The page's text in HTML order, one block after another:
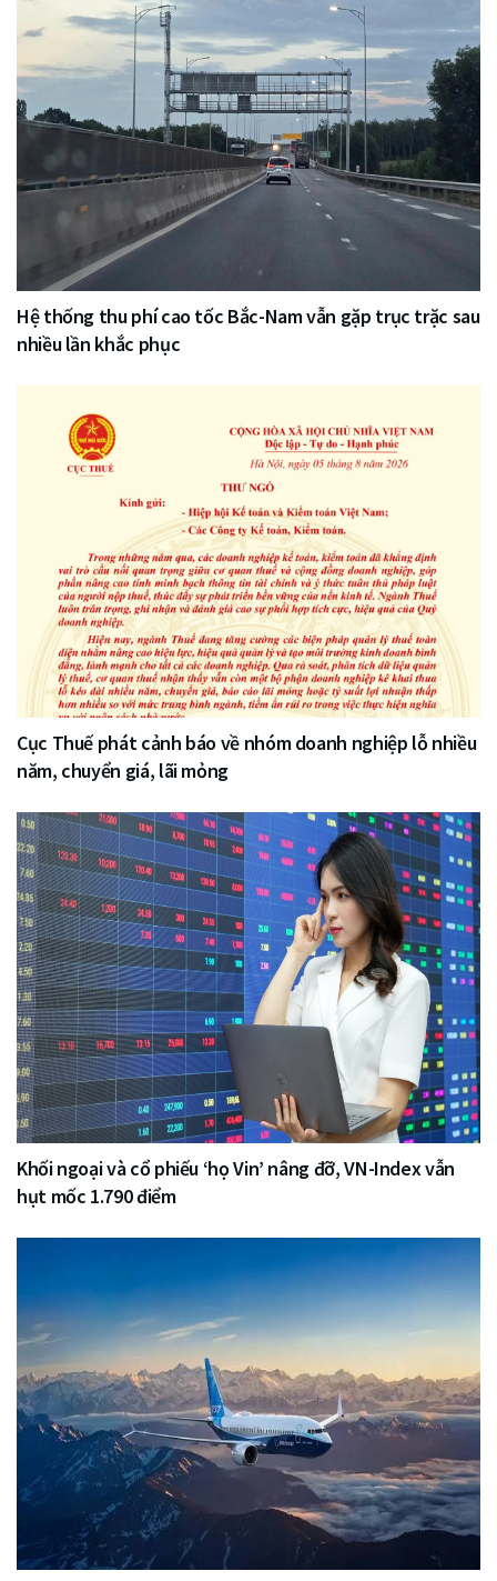
Hệ thống thu phí cao tốc Bắc-Nam vẫn gặp trục trặc sau
nhiều lần khắc phục
Cục Thuế phát cảnh báo về nhóm doanh nghiệp lỗ nhiều
năm, chuyển giá, lãi mỏng
Khối ngoại và cổ phiếu ‘họ Vin’ nâng đỡ, VN-Index vẫn
hụt mốc 1.790 điểm